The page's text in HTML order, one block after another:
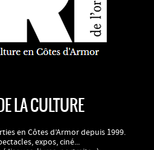
LA CULTURE
en Côtes d’Armor depuis 1999.
expos, ciné...